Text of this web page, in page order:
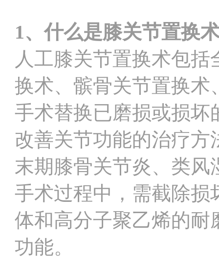
1、什么是膝关节置换
人工膝关节置换术包
换术、髌骨关节置换术
手术替换已磨损或损坏
改善关节功能的治疗
末期膝骨关节炎、类
手术过程中，需截除损
体和高分子聚乙烯的耐
功能。